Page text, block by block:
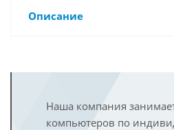
Описание
Наша компания
компьютеров по